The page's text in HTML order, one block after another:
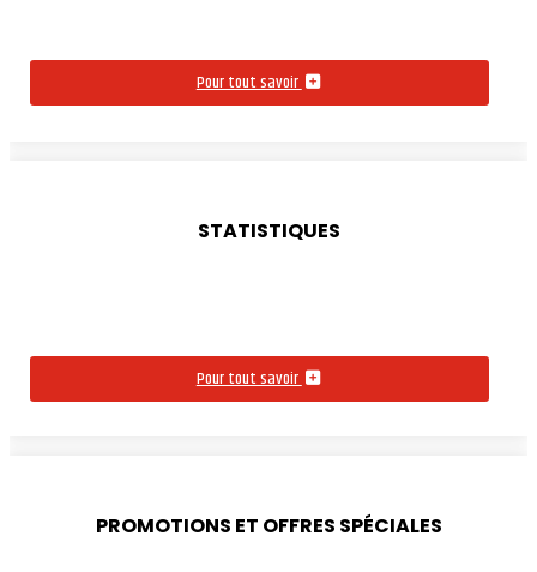
Pour tout savoir
STATISTIQUES
Pour tout savoir
PROMOTIONS ET OFFRES SPÉCIALES